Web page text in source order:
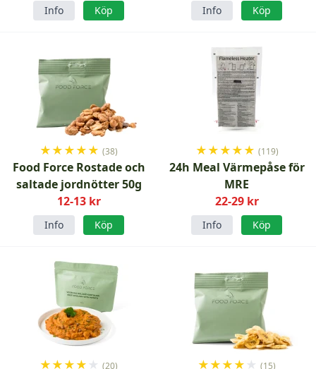
Info Köp Info Köp
★★★★★ (38)
Food Force Rostade och
saltade jordnötter 50g
12-13 kr
Info Köp
★★★★★ (119)
24h Meal Värmepåse för
MRE
22-29 kr
Info Köp
★★★★ ★ (20) ★★★★ ★ (15)